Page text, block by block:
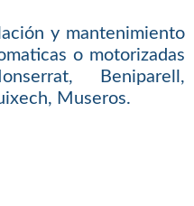
y mantenimiento
o motorizadas
Beniparell,
Museros.